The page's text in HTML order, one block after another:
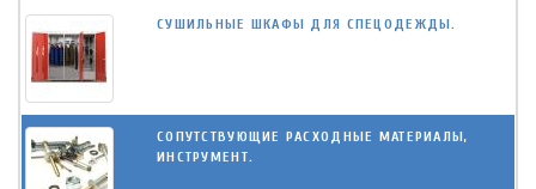
СУШИЛЬНЫЕ ШКАФЫ ДЛЯ СПЕЦОДЕЖДЫ.
СОПУТСТВУЮЩИЕ РАСХОДНЫЕ МАТЕРИАЛЫ,
ИНСТРУМЕНТ.